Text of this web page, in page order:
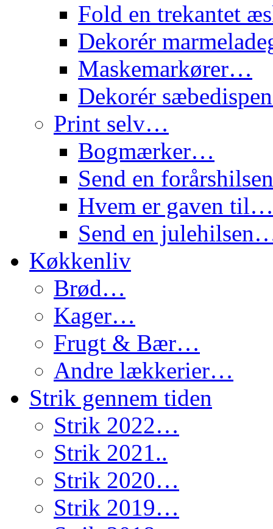
Fold en trekantet
Dekorér
Maskemarkører…
Dekorér
Print selv…
Bogmærker…
Send en
Hvem er gaven til…
Send en
Køkkenliv
Brød…
Kager…
Frugt & Bær…
Andre lækkerier…
Strik gennem tiden
Strik 2022…
Strik 2021..
Strik 2020…
Strik 2019…